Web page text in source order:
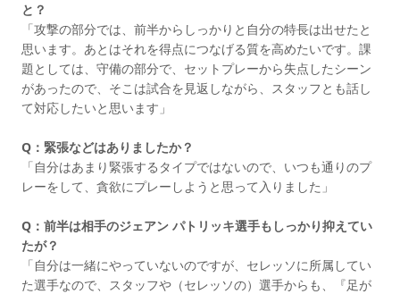
と？
「攻撃の部分では、前半からしっかりと自分の特長は出せたと
思います。あとはそれを得点につなげる質を高めたいです。課
題としては、守備の部分で、セットプレーから失点したシーン
があったので、そこは試合を見返しながら、スタッフとも話し
て対応したいと思います」
Q：緊張などはありましたか？
「自分はあまり緊張するタイプではないので、いつも通りのプ
レーをして、貪欲にプレーしようと思って入りました」
Q：前半は相手のジェアン パトリッキ選手もしっかり抑えてい
たが？
「自分は一緒にやっていないのですが、セレッソに所属してい
た選手なので、スタッフや（セレッソの）選手からも、『足が